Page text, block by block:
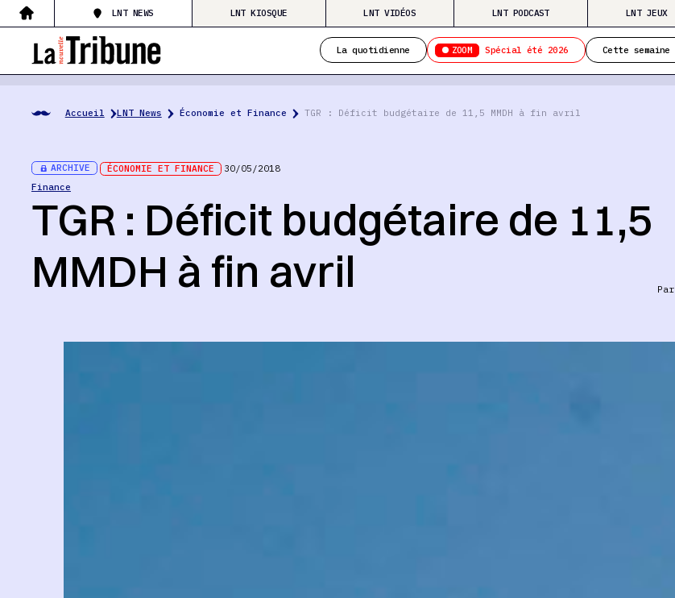
LNT NEWS LNT KIOSQUE LNT VIDÉOS LNT PODCAST LNT JEUX
La quotidienne ZOOM Spécial été 2026 Cette semaine
Accueil LNT News Économie et Finance TGR : Déficit budgétaire de 11,5 MMDH à fin avril
ARCHIVE ÉCONOMIE ET FINANCE
30/05/2018
Finance
TGR : Déficit budgétaire de 11,5
MMDH à fin avril
Par